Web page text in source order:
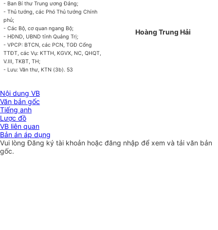
- Ban Bí thư Trung ương Đảng;
- Thủ tướng, các Phó Thủ tướng Chính
phủ;
- Các Bộ, cơ quan ngang Bộ;
- HĐND, UBND tỉnh Quảng Trị;
- VPCP: BTCN, các PCN, TGĐ Cổng
TTĐT, các Vụ: KTTH, KGVX, NC, QHQT,
V.III, TKBT, TH;
- Lưu: Văn thư, KTN (3b). 53
Hoàng Trung Hải
Nội dung VB
Văn bản gốc
Tiếng anh
Lược đồ
VB liên quan
Bản án áp dụng
Vui lòngĐăng ký tài khoản hoặc đăng nhập để xem và tải văn bản
gốc.